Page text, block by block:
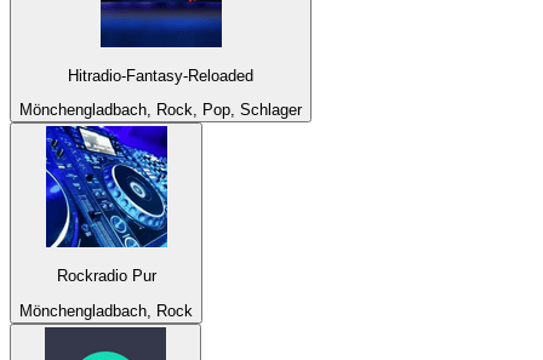
Hitradio-Fantasy-Reloaded
Mönchengladbach, Rock, Pop, Schlager
Rockradio Pur
Mönchengladbach, Rock